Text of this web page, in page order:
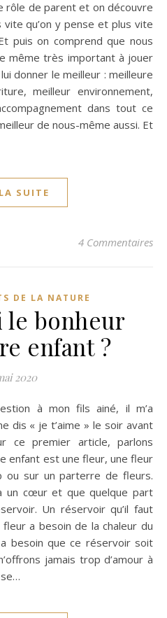
rôle de parent et on découvre
qu’on y pense et plus vite
puis on comprend que nous
même très important à jouer
donner le meilleur : meilleure
meilleur environnement,
dans tout ce
de nous-même aussi. Et
SUITE
4 Commentaires
DE LA NATURE
le bonheur
enfant ?
2020
dis « je t’aime » le soir avant
ce premier article, parlons
enfant est une fleur, une fleur
ou sur un parterre de fleurs.
un cœur et que quelque part
Un réservoir qu’il faut
a besoin de la chaleur du
besoin que ce réservoir soit
jamais trop d’amour à